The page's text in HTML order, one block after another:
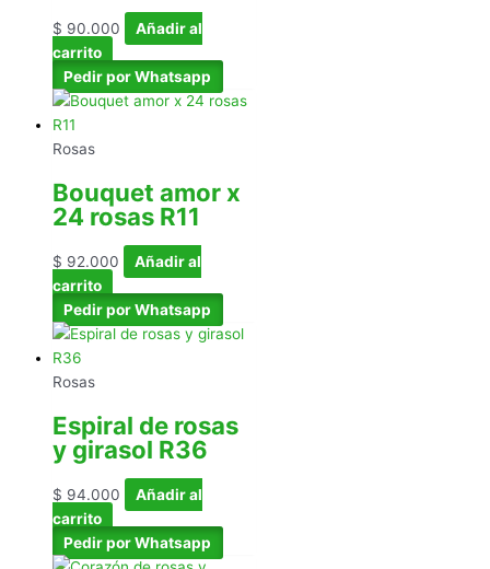
$ 90.000
Añadir al
carrito
Pedir por Whatsapp
Rosas
Bouquet amor x
24 rosas R11
$ 92.000
Añadir al
carrito
Pedir por Whatsapp
Rosas
Espiral de rosas
y girasol R36
$ 94.000
Añadir al
carrito
Pedir por Whatsapp